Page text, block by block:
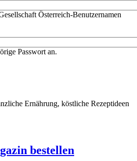
Österreich-Benutzernamen
Passwort an.
Ernährung, köstliche Rezeptideen
bestellen